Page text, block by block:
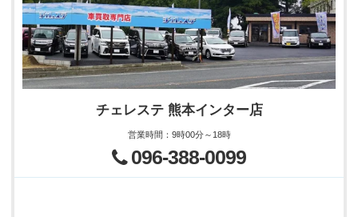
チェレステ 熊本インター店
営業時間 ： 9時00分～18時
096-388-0099